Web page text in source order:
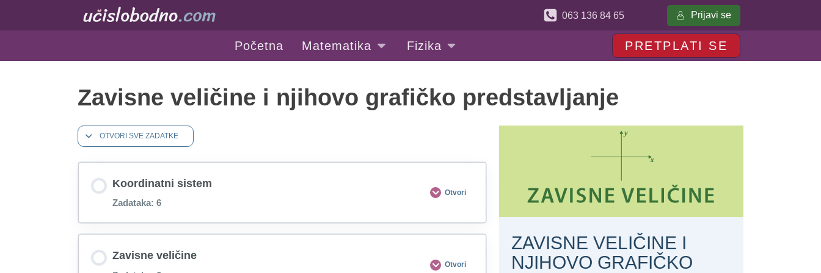
063 136 84 65 Prijavi se
Početna Matematika Fizika PRETPLATI SE
Zavisne veličine i njihovo grafičko predstavljanje
OTVORI SVE ZADATKE
Koordinatni sistem
Zadataka: 6
Otvori
Zavisne veličine
Otvori
ZAVISNE VELIČINE I
NJIHOVO GRAFIČKO